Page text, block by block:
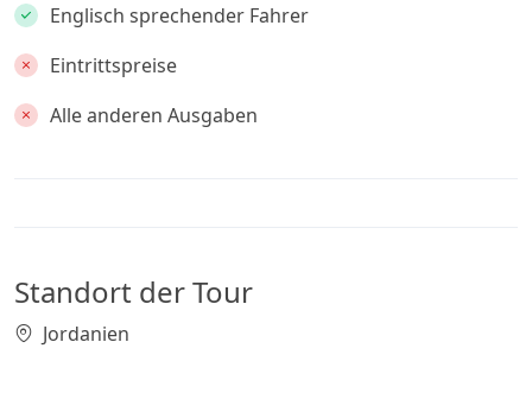
Englisch sprechender Fahrer
Eintrittspreise
Alle anderen Ausgaben
Standort der Tour
Jordanien